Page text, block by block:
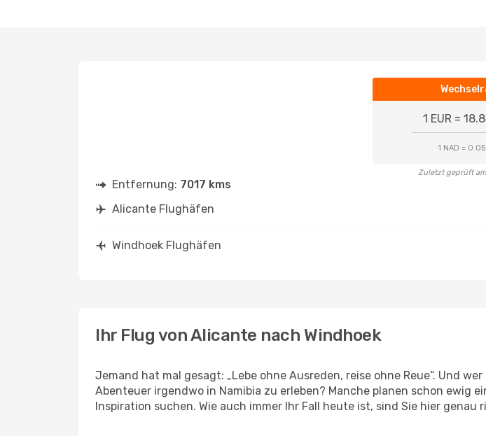
1 EUR =
1 NAD = 0.05
Zuletzt geprüft
Entfernung: 7017 kms
Alicante Flughäfen
Windhoek Flughäfen
Ihr Flug von Alicante nach Windhoek
Jemand hat mal gesagt: „Lebe ohne Ausreden, reise ohne Reue“. Und
Abenteuer irgendwo in Namibia zu erleben? Manche planen schon ewig
Inspiration suchen. Wie auch immer Ihr Fall heute ist, sind Sie hier genau